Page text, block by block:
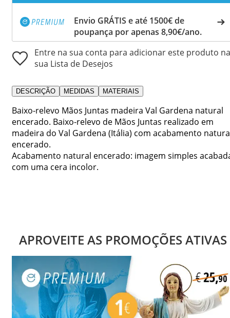
Envio GRÁTIS e até 1500€ de
poupança por apenas 8,90€/ano.
Entre na sua conta para adicionar este produto na
sua Lista de Desejos
DESCRIÇÃO MEDIDAS MATERIAIS
Baixo-relevo Mãos Juntas madeira Val Gardena natural
encerado. Baixo-relevo de Mãos Juntas realizado em
madeira do Val Gardena (Itália) com acabamento
encerado.
Acabamento natural encerado: imagem simples
com uma cera incolor.
APROVEITE AS PROMOÇÕES ATIVAS